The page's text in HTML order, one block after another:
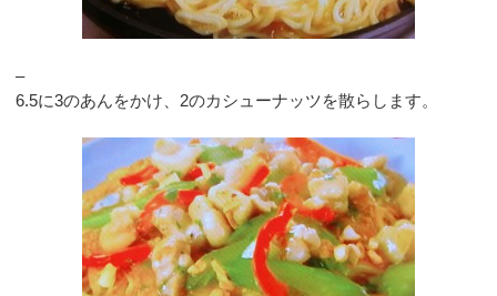
–
6.5に3のあんをかけ、2のカシューナッツを散らします。